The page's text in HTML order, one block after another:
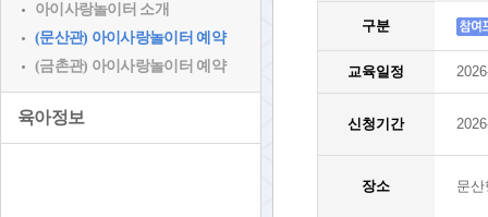
아이사랑놀이터 소개
(문산관) 아이사랑놀이터 예약
(금촌관) 아이사랑놀이터 예약
육아정보
구분
교육일정
신청기간
장소 문